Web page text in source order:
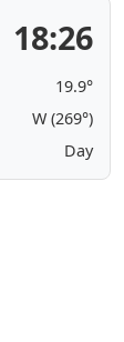
18:26
19.9°
W (269°)
Day